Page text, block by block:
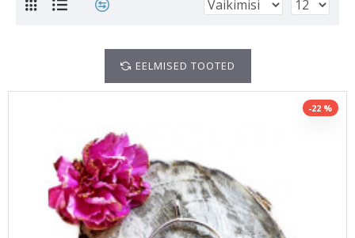
EELMISED TOOTED
-22 %